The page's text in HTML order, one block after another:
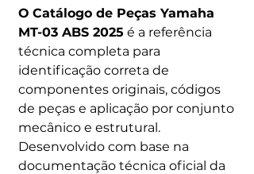
O Catálogo de Peças Yamaha
MT-03 ABS 2025 é a referência
técnica completa para
identificação correta de
componentes originais, códigos
de peças e aplicação por conjunto
mecânico e estrutural.
Desenvolvido com base na
documentação técnica oficial da